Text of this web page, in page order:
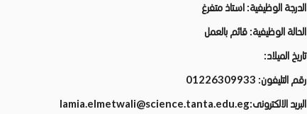
الدرجة الوظيفية:استاذ متفرغ
الحالة الوظيفية:قائم بالعمل
تاريخ الميلاد:
رقم التليفون: 01226309933
البريد الالكترونى:lamia.elmetwali@science.tanta.edu.eg